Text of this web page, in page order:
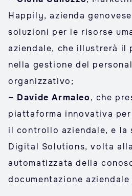
Happily, azienda
soluzioni per le risorse
aziendale, che illustrerà il
nella gestione del
organizzativo;
– Davide Armaleo, che
piattaforma innovativa
il controllo aziendale, e la
Digital Solutions, volta
automatizzata della
documentazione